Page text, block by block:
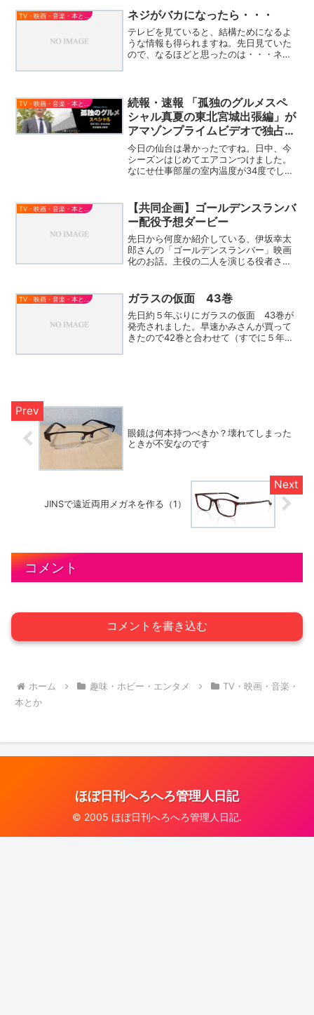
管理人は、...
ネジがバカになったら・・・
テレビを見ていると、結構ためになるよ
うな情報も得られますね。先日見ていた
ので、なるほどと思ったのは・・・ネジ
い！！この技を知っていれば、...
TV・映画・音楽・本とか
続報・速報 「孤独のグルメスペ
シャル真夏の東北宮城出張編」が
アマゾンプライムビデオで独占配
信
今日の仙台は暑かったですね。日中、今
シーズンはじめてエアコンつけました。
なにせ仕事部屋の室内温度が34度でした
ャル真夏の東北宮城出張編」ですが、
Amazonのプライブビ...
【共同企画】ゴールデンスランバ
ー配役予想ダービー
先日から何度か紹介している、伊坂幸太
郎さんの「ゴールデンスランバー」映画
化のお話。主役の二人を演じる役者さん
した(笑)そんな話で、「教師のひとりご
と」のroseteaさ...
ガラスの仮面 43巻
先日約５年ぶりにガラスの仮面 43巻が
発売されました。早速かみさんが買って
きたので42巻と合わせて（すでに５年前
眼鏡は何本持つべきか？壊れてしまった
ときが不安なのです
JINSで遠近両用メガネを作る（1）
コメント
コメントを書き込む
ホーム 趣味・ホビー・エンタメ
TV・映画・音楽・
本とか
ほぼ日刊へろへろ管理人日記
© 2005 ほぼ日刊へろへろ管理人日記.